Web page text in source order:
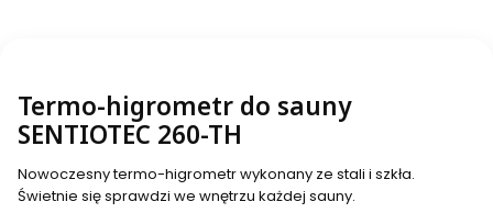
Termo-higrometr do sauny
SENTIOTEC 260-TH
Nowoczesny termo-higrometr wykonany ze stali i szkła.
Świetnie się sprawdzi we wnętrzu każdej sauny.